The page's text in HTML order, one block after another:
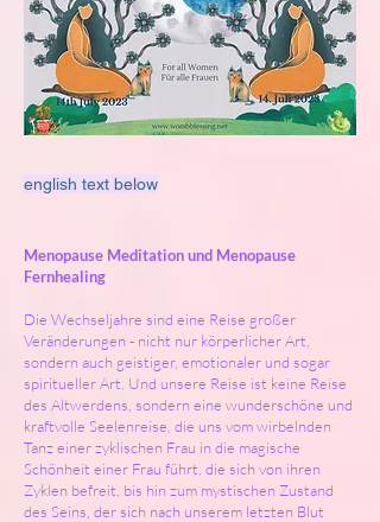
english text below
Menopause Meditation und Menopause
Fernhealing
Die Wechseljahre sind eine Reise großer
Veränderungen - nicht nur körperlicher Art,
sondern auch geistiger, emotionaler und sogar
spiritueller Art. Und unsere Reise ist keine Reise
des Altwerdens, sondern eine wunderschöne und
kraftvolle Seelenreise, die uns vom wirbelnden
Tanz einer zyklischen Frau in die magische
Schönheit einer Frau führt, die sich von ihren
Zyklen befreit, bis hin zum mystischen Zustand
des Seins, der sich nach unserem letzten Blut